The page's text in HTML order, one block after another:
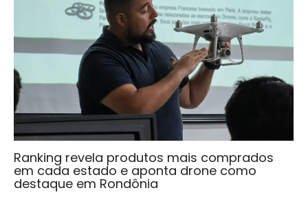
Ranking revela produtos mais comprados
em cada estado e aponta drone como
destaque em Rondônia